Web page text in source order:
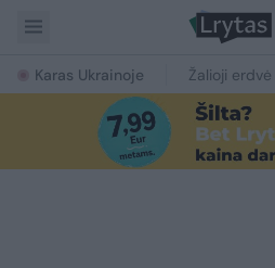
Karas Ukrainoje Žalioji erdvė